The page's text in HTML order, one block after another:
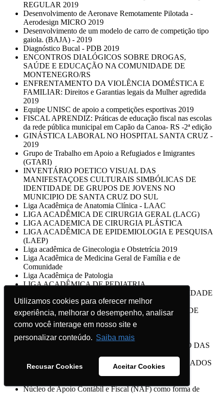
Utilizamos cookies para oferecer melhor
experiência, melhorar o desempenho, analisar
como você interage em nosso site e
personalizar conteúdo. Saiba mais
Recusar Cookies Aceitar Cookies
Utilizamos cookies para oferecer melhor
experiência, melhorar o desempenho, analisar
como você interage em nosso site e
personalizar conteúdo. Saiba mais
Recusar Cookies Aceitar Cookies
REGULAR 2019
Desenvolvimento de Aeronave Remotamente Pilotada -
Aerodesign MICRO 2019
Desenvolvimento de um modelo de carro de competição tipo
gaiola. (BAJA) - 2019
Diagnóstico Bucal - PDB 2019
ENCONTROS DIALÓGICOS SOBRE DROGAS,
SAÚDE E EDUCAÇÃO NA COMUNIDADE DE
MONTENEGRO/RS
ENFRENTAMENTO DA VIOLÊNCIA DOMÉSTICA E
FAMILIAR: Direitos e Garantias legais da Mulher agredida
2019
Equipe UNISC de apoio a competições esportivas 2019
FISCAL APRENDIZ: Práticas de educação fiscal nas escolas
da rede pública municipal em Capão da Canoa- RS -2ª edição
GINÁSTICA LABORAL NO HOSPITAL SANTA CRUZ -
2019
Grupo de Trabalho em Apoio a Refugiados e Imigrantes
(GTARI)
INVENTÁRIO POETICO VISUAL DAS
MANIFESTAÇOES CULTURAIS SIMBÓLICAS DE
IDENTIDADE DE GRUPOS DE JOVENS NO
MUNICIPIO DE SANTA CRUZ DO SUL
Liga Acadêmica de Anatomia Clínica - LAAC
LIGA ACADÊMICA DE CIRURGIA GERAL (LACG)
LIGA ACADEMICA DE CIRURGIA PLÁSTICA
LIGA ACADÊMICA DE EPIDEMIOLOGIA E PESQUISA
(LAEP)
Liga acadêmica de Ginecologia e Obstetrícia 2019
Liga Acadêmica de Medicina Geral de Família e de
Comunidade
Liga Acadêmica de Patologia
LIGA ACADÊMICA DE PEDIATRIA
LIGA ACADÊMICA DO CÂNCER DA UNIVERSIDADE
DE SANTA CRUZ DO SUL
LIGA ACADÊMICA DO RIM - UNIVERSIDADE DE
SANTA CRUZ DO SUL - UNISC 2019
LIGA ACADÊMICA DO TRAUMA
LIGA DE MEDICINA DE EMERGÊNCIA/2019
Liga de Otorrinolaringologia UNISC 2019 - ESTUDO DAS
ORIENTAÇÕES AOS PACIENTES DIAGNOSTICADOS
COM A DOENÇA
Núcleo de Apoio Contábil e Fiscal (NAF) como forma de